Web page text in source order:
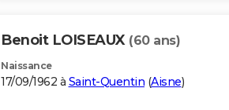
Benoit LOISEAUX (60 ans)
Naissance
17/09/1962 à Saint-Quentin (Aisne)